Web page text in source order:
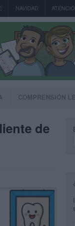
NAVIDAD
COMPRENSIÓN
de